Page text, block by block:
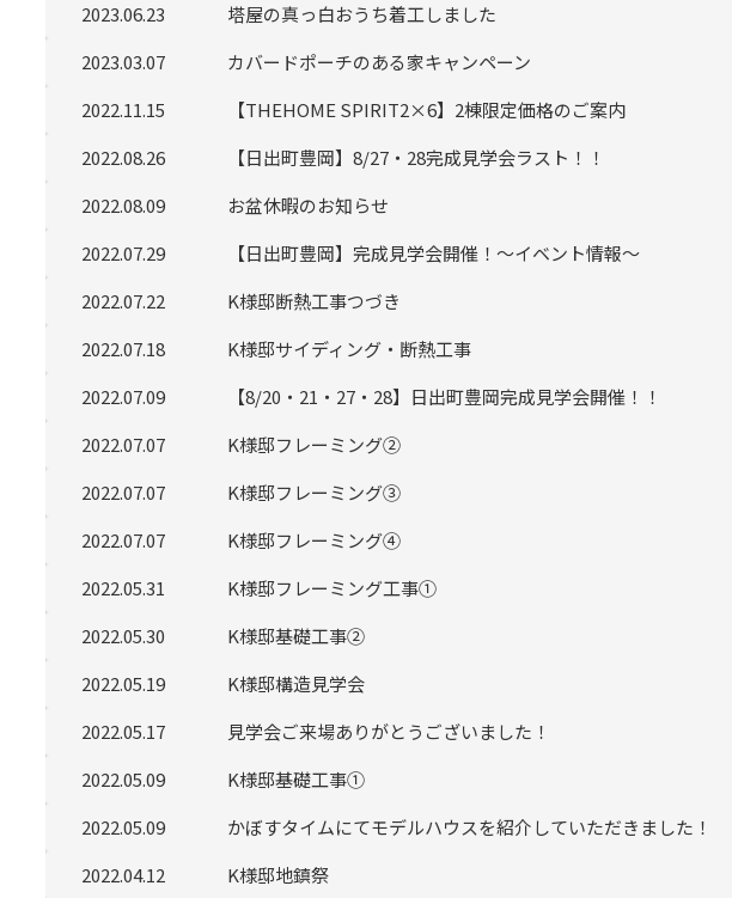
2023.06.23
塔屋の真っ白おうち着工しました
2023.03.07
カバードポーチのある家キャンペーン
2022.11.15
【THEHOME SPIRIT2×6】2棟限定価格のご案内
2022.08.26
【日出町豊岡】8/27・28完成見学会ラスト！！
2022.08.09
お盆休暇のお知らせ
2022.07.29
【日出町豊岡】完成見学会開催！～イベント情報～
2022.07.22
K様邸断熱工事つづき
2022.07.18
K様邸サイディング・断熱工事
2022.07.09
【8/20・21・27・28】日出町豊岡完成見学会開催！！
2022.07.07
K様邸フレーミング②
2022.07.07
K様邸フレーミング③
2022.07.07
K様邸フレーミング④
2022.05.31
K様邸フレーミング工事①
2022.05.30
K様邸基礎工事②
2022.05.19
K様邸構造見学会
2022.05.17
見学会ご来場ありがとうございました！
2022.05.09
K様邸基礎工事①
2022.05.09
かぼすタイムにてモデルハウスを紹介していただきました！
2022.04.12
K様邸地鎮祭